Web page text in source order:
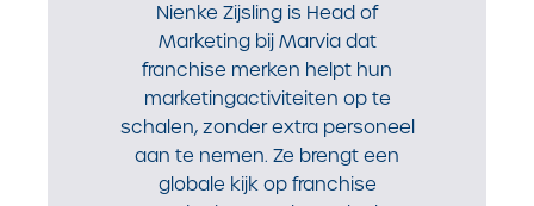
Nienke Zijsling is Head of
Marketing bij Marvia dat
franchise merken helpt hun
marketingactiviteiten op te
schalen, zonder extra personeel
aan te nemen. Ze brengt een
globale kijk op franchise